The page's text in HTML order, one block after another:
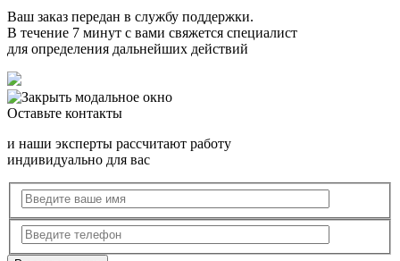
Ваш заказ передан в службу поддержки.
В течение 7 минут с вами свяжется специалист
для определения дальнейших действий
Оставьте контакты
и наши эксперты рассчитают работу
индивидуально для вас